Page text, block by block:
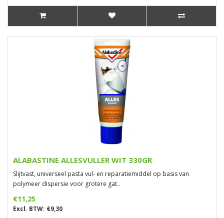
ALABASTINE ALLESVULLER WIT 330GR
Slijtvast, universeel pasta vul- en reparatiemiddel op basis van
polymeer dispersie voor grotere gat..
€11,25
Excl. BTW: €9,30